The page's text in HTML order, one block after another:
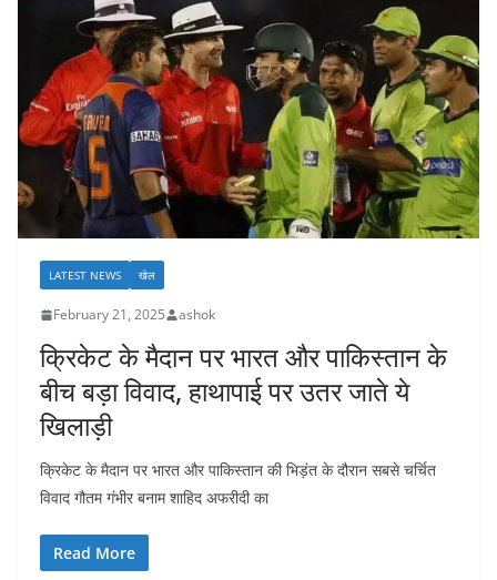
LATEST NEWS खेल
February 21, 2025 ashok
क्रिकेट के मैदान पर भारत और पाकिस्तान के
बीच बड़ा विवाद, हाथापाई पर उतर जाते ये
खिलाड़ी
क्रिकेट के मैदान पर भारत और पाकिस्तान की भिड़ंत के दौरान सबसे चर्चित
विवाद गौतम गंभीर बनाम शाहिद अफरीदी का
Read More